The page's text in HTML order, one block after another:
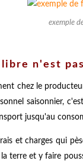
exemple
n'est
chez le
saisonnier,
jusqu'au
et charges qui
terre et y faire